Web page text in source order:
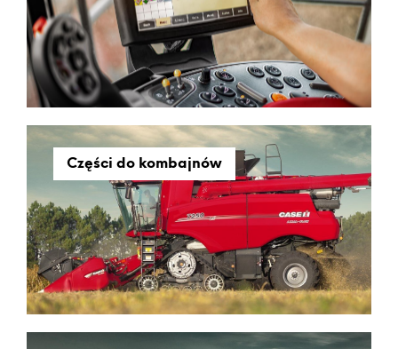
Części do kombajnów